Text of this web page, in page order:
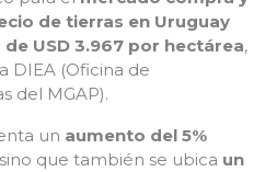
de tierras en Uruguay
USD 3.967 por hectárea,
DIEA (Oficina de
del MGAP).
un aumento del 5%
que también se ubica un